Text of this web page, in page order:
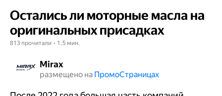
Остались ли моторные масла на
оригинальных присадках
813 прочитали • 1,5 мин.
Mirax
размещено на Промо​​​​​​​Страницах